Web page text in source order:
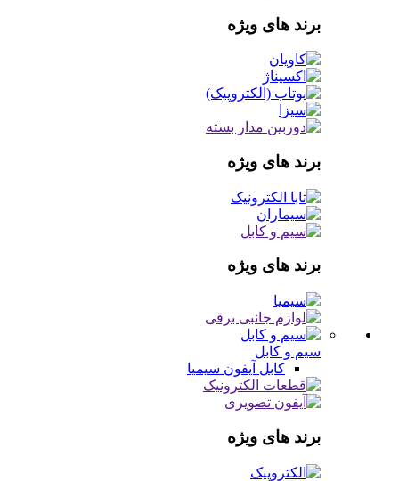
برند های ویژه
برند های ویژه
برند های ویژه
سیم و کابل
کابل آیفون سیمیا
برند های ویژه